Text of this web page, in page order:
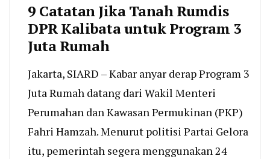
9 Catatan Jika Tanah Rumdis
DPR Kalibata untuk Program 3
Juta Rumah
Jakarta, SIARD – Kabar anyar derap Program 3
Juta Rumah datang dari Wakil Menteri
Perumahan dan Kawasan Permukinan (PKP)
Fahri Hamzah. Menurut politisi Partai Gelora
itu, pemerintah segera menggunakan 24